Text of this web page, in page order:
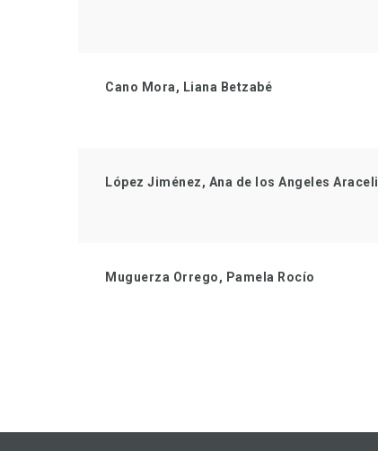
Cano Mora, Liana Betzabé
López Jiménez, Ana de los Angeles Araceli
Muguerza Orrego, Pamela Rocío